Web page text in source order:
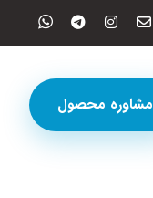
مشاوره محصول